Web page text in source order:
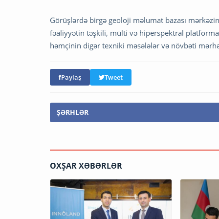
Görüşlərdə birgə geoloji məlumat bazası
fəaliyyətin təşkili, mülti və hiperspektral
həmçinin digər texniki məsələlər və növbəti
Paylaş Tweet
ŞƏRHLƏR
OXŞAR XƏBƏRLƏR